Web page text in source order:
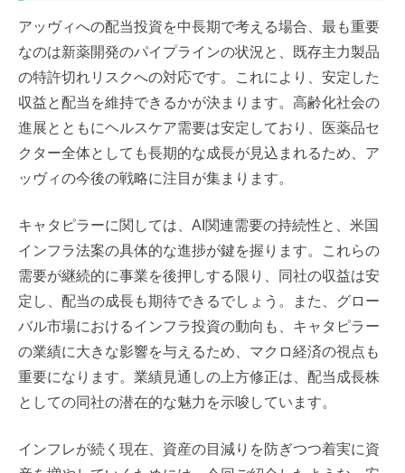
アッヴィへの配当投資を中長期で考える場合、最も重要
なのは新薬開発のパイプラインの状況と、既存主力製品
の特許切れリスクへの対応です。これにより、安定した
収益と配当を維持できるかが決まります。高齢化社会の
進展とともにヘルスケア需要は安定しており、医薬品セ
クター全体としても長期的な成長が見込まれるため、ア
ッヴィの今後の戦略に注目が集まります。
キャタピラーに関しては、AI関連需要の持続性と、米国
インフラ法案の具体的な進捗が鍵を握ります。これらの
需要が継続的に事業を後押しする限り、同社の収益は安
定し、配当の成長も期待できるでしょう。また、グロー
バル市場におけるインフラ投資の動向も、キャタピラー
の業績に大きな影響を与えるため、マクロ経済の視点も
重要になります。業績見通しの上方修正は、配当成長株
としての同社の潜在的な魅力を示唆しています。
インフレが続く現在、資産の目減りを防ぎつつ着実に資